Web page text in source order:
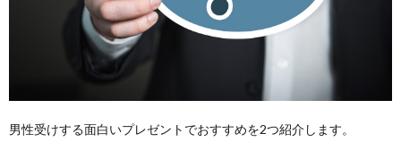
男性受けする面白いプレゼントでおすすめを2つ紹介します。